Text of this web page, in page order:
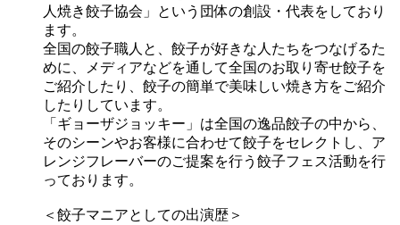
人焼き餃子協会」という団体の創設・代表をしており
ます。
全国の餃子職人と、餃子が好きな人たちをつなげるた
めに、メディアなどを通して全国のお取り寄せ餃子を
ご紹介したり、餃子の簡単で美味しい焼き方をご紹介
したりしています。
「ギョーザジョッキー」は全国の逸品餃子の中から、
そのシーンやお客様に合わせて餃子をセレクトし、ア
レンジフレーバーのご提案を行う餃子フェス活動を行
っております。
＜餃子マニアとしての出演歴＞